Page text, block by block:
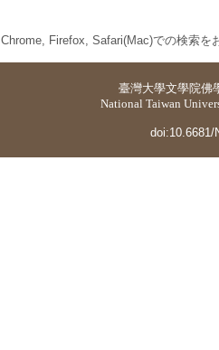
Chrome, Firefox, Safari(Mac)での検索を
臺灣大學文學院佛
National Taiwan
doi:10.6681/